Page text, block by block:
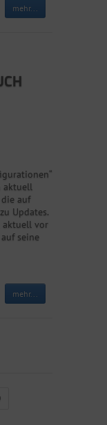
mehr...
aktuell
auf
Updates.
aktuell vor
seine
mehr...